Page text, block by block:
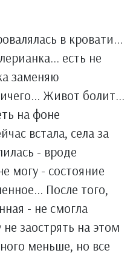
в кровати...
есть не
заменяю
Живот болит...
на фоне
встала, села за
- вроде
могу - состояние
После того,
- не смогла
заострять на этом
меньше, но все